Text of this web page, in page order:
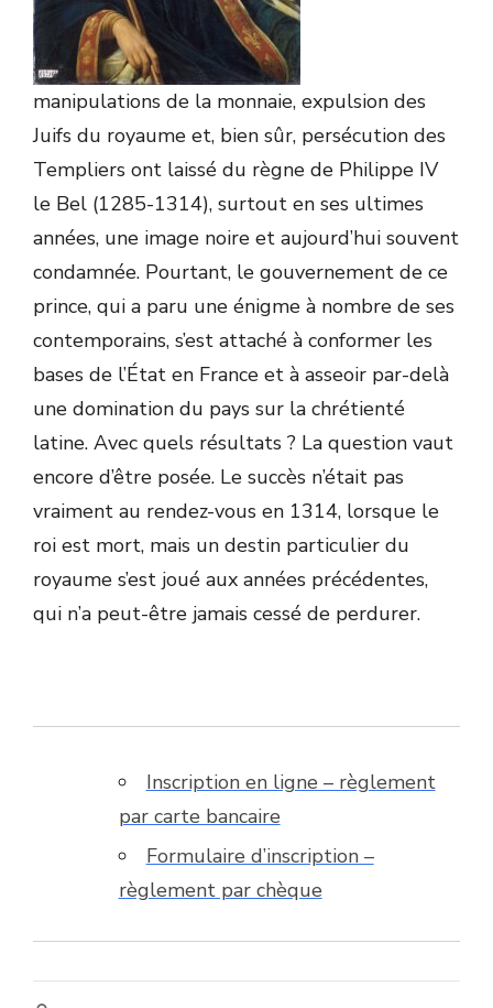
manipulations de la monnaie, expulsion des
Juifs du royaume et, bien sûr, persécution des
Templiers ont laissé du règne de Philippe IV
le Bel (1285-1314), surtout en ses ultimes
années, une image noire et aujourd’hui souvent
condamnée. Pourtant, le gouvernement de ce
prince, qui a paru une énigme à nombre de ses
contemporains, s’est attaché à conformer les
bases de l’État en France et à asseoir par-delà
une domination du pays sur la chrétienté
latine. Avec quels résultats ? La question vaut
encore d’être posée. Le succès n’était pas
vraiment au rendez-vous en 1314, lorsque le
roi est mort, mais un destin particulier du
royaume s’est joué aux années précédentes,
qui n’a peut-être jamais cessé de perdurer.
Inscription en ligne – règlement
par carte bancaire
Formulaire d’inscription –
règlement par chèque